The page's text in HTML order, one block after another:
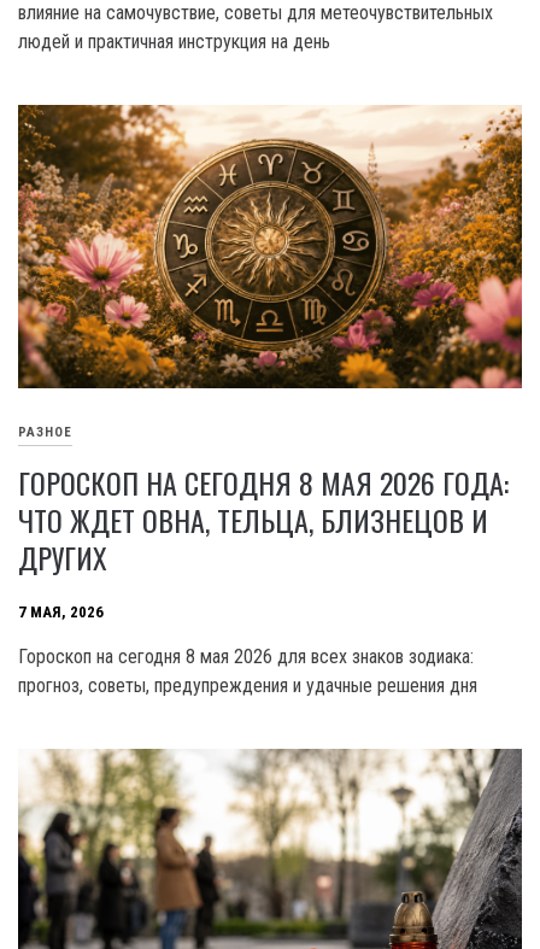
влияние на самочувствие, советы для метеочувствительных
людей и практичная инструкция на день
РАЗНОЕ
ГОРОСКОП НА СЕГОДНЯ 8 МАЯ 2026 ГОДА:
ЧТО ЖДЕТ ОВНА, ТЕЛЬЦА, БЛИЗНЕЦОВ И
ДРУГИХ
7 МАЯ, 2026
Гороскоп на сегодня 8 мая 2026 для всех знаков зодиака:
прогноз, советы, предупреждения и удачные решения дня